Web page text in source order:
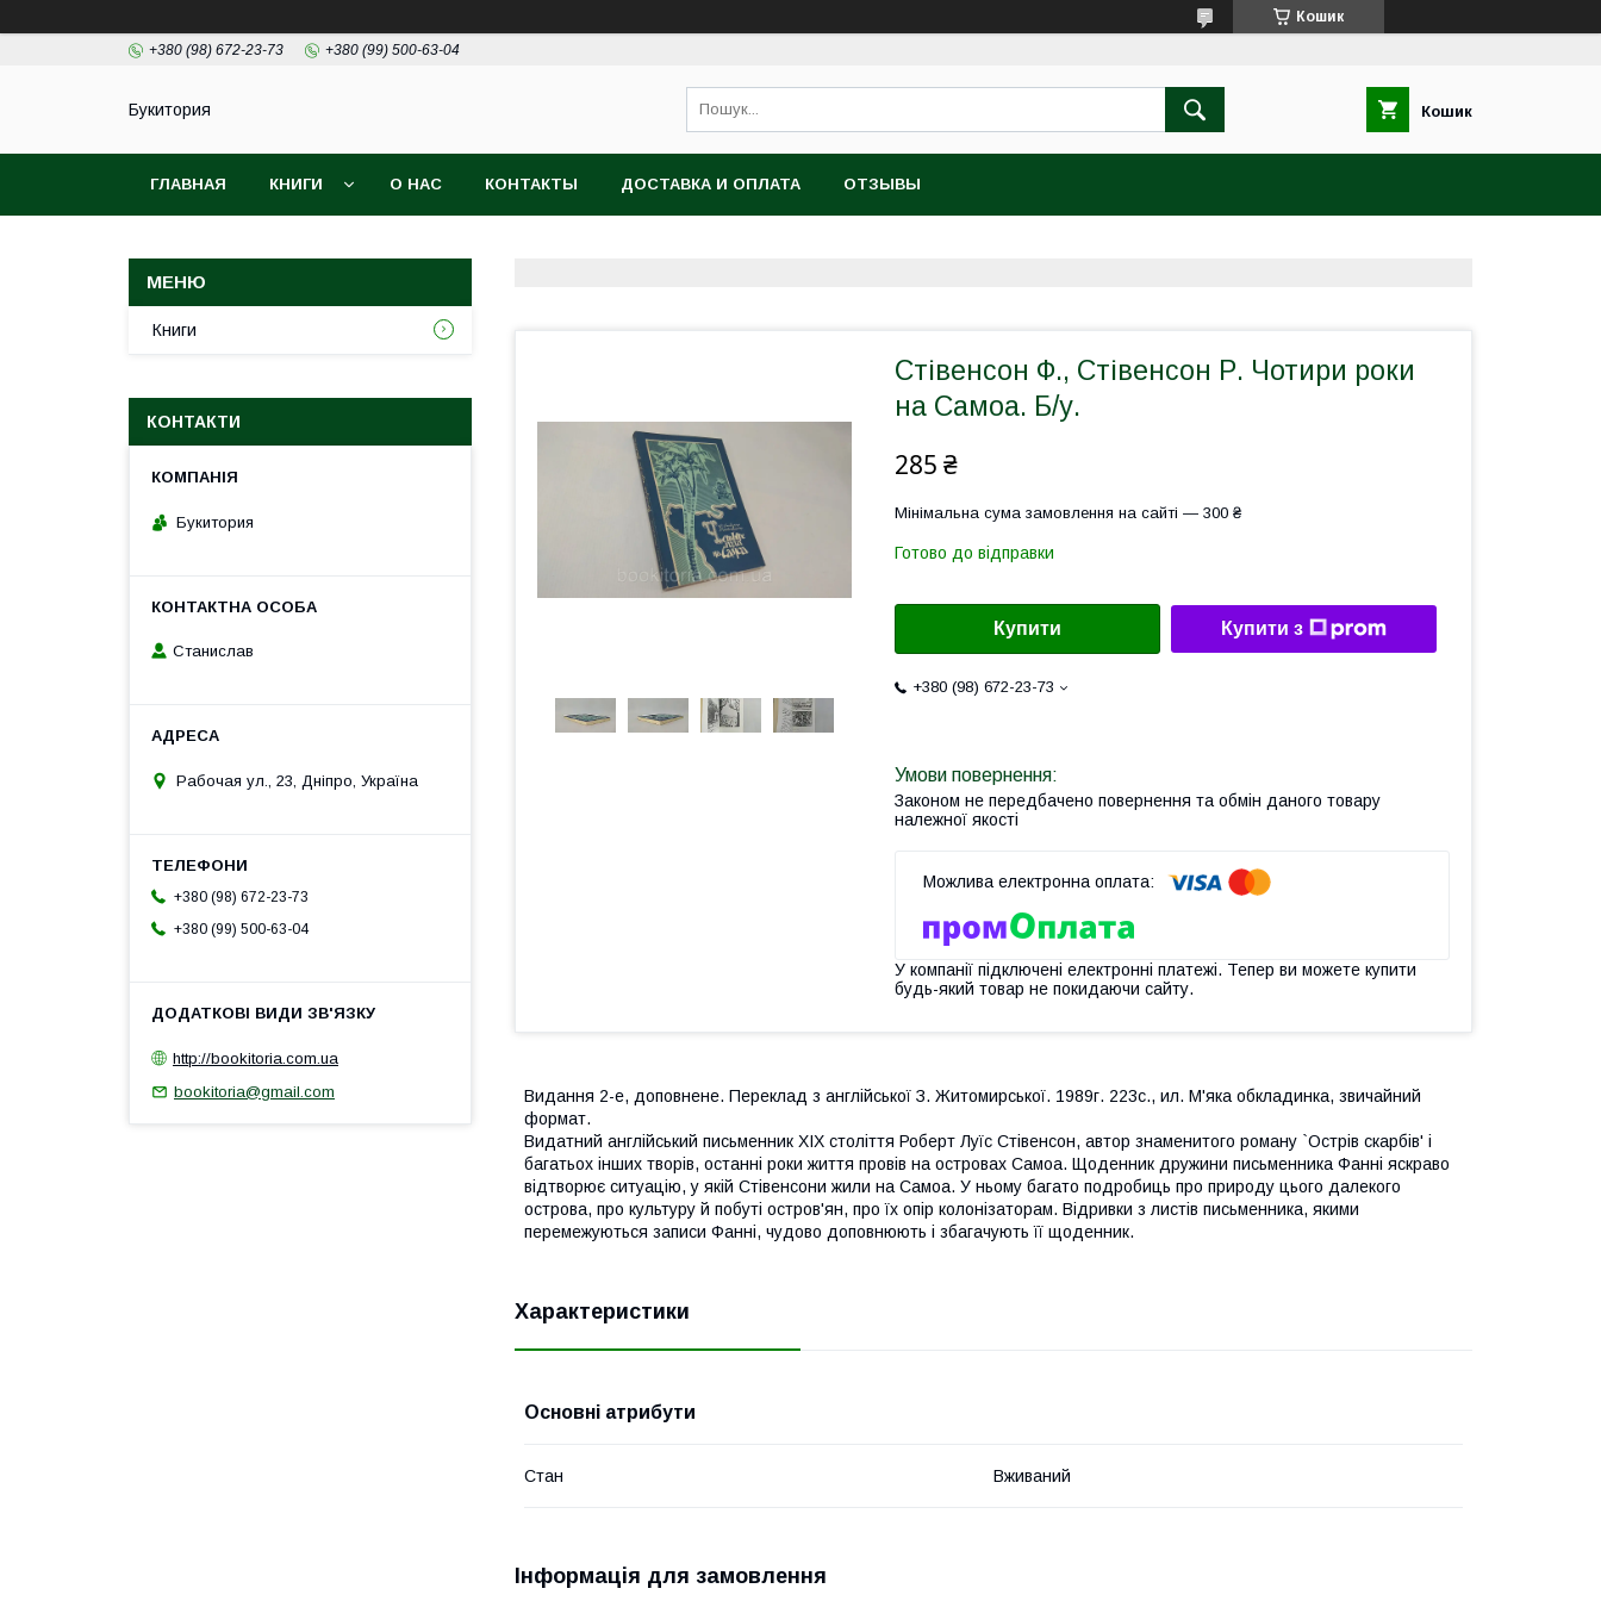
Кошик
+380 (98) 672-23-73 +380 (99) 500-63-04
Букитория Кошик
ГЛАВНАЯ КНИГИ О НАС КОНТАКТЫ ДОСТАВКА И ОПЛАТА ОТЗЫВЫ
Стівенсон Ф., Стівенсон Р. Чотири роки
на Самоа. Б/у.
285 ₴
Мінімальна сума замовлення на сайті — 300 ₴
Готово до відправки
Купити Купити з
+380 (98) 672-23-73
Законом не передбачено повернення та обмін даного товару
належної якості
У компанії підключені електронні платежі. Тепер ви можете купити
будь-який товар не покидаючи сайту.
Видання 2-е, доповнене. Переклад з англійської З. Житомирської. 1989г. 223с., ил. М'яка обкладинка, звичайний
формат.
Видатний англійський письменник XIX століття Роберт Луїс Стівенсон, автор знаменитого роману `Острів скарбів' і
багатьох інших творів, останні роки життя провів на островах Самоа. Щоденник дружини письменника Фанні яскраво
відтворює ситуацію, у якій Стівенсони жили на Самоа. У ньому багато подробиць про природу цього далекого
острова, про культуру й побуті остров'ян, про їх опір колонізаторам. Відривки з листів письменника, якими
перемежуються записи Фанні, чудово доповнюють і збагачують її щоденник.
Характеристики
Основні атрибути
Стан Вживаний
Інформація для замовлення
Книги
КОНТАКТИ
Букитория
Станислав
Рабочая ул., 23, Дніпро, Україна
+380 (98) 672-23-73
+380 (99) 500-63-04
http://bookitoria.com.ua
bookitoria@gmail.com